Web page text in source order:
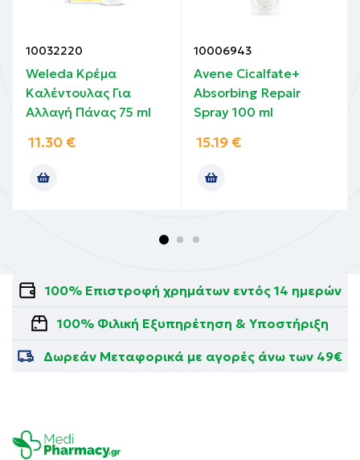
10032220
Weleda Κρέμα
Καλέντουλας Για
Αλλαγή Πάνας 75 ml
11.30 €
10006943
Avene Cicalfate+
Absorbing Repair
Spray 100 ml
15.19 €
100% Επιστροφή χρημάτων εντός 14 ημερών
100% Φιλική Εξυπηρέτηση & Υποστήριξη
Δωρεάν Μεταφορικά με αγορές άνω των 49€